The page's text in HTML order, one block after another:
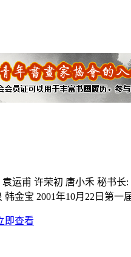
运甫 许荣初 唐小禾 秘书
金宝 2001年10月22日第一
即查看